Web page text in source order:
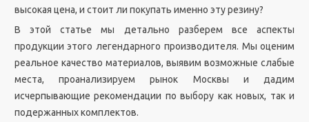
высокая цена, и стоит ли покупать именно эту резину?
В этой статье мы детально разберем все аспекты
продукции этого легендарного производителя. Мы оценим
реальное качество материалов, выявим возможные слабые
места, проанализируем рынок Москвы и дадим
исчерпывающие рекомендации по выбору как новых, так и
подержанных комплектов.